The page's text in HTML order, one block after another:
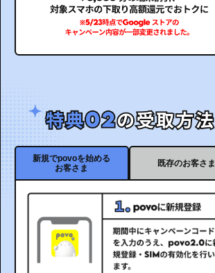
新規でpovoを始める
お客さま
既存のお客さま